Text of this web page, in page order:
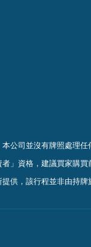
公司並沒有牌照處理任
」資格，建議買家購
供，該行程並非由持